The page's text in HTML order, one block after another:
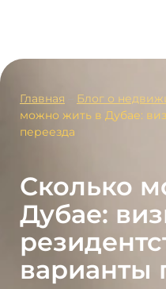
Главная Блог о
можно жить в Дубае:
переезда
Сколько
Дубае:
варианты